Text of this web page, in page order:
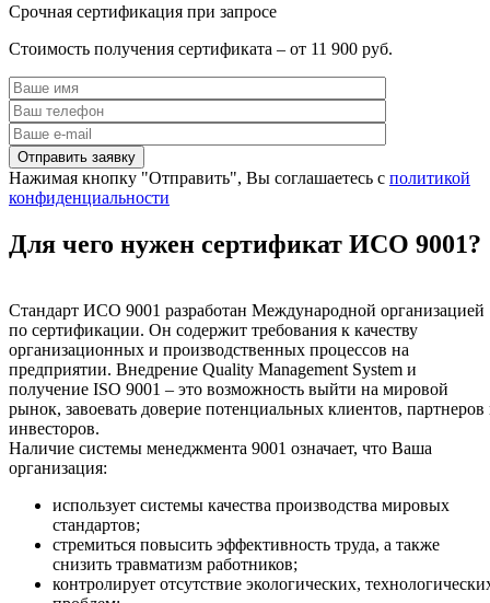
Срочная сертификация при запросе
Стоимость получения сертификата – от 11 900 руб.
Нажимая кнопку "Отправить", Вы соглашаетесь с политикой
конфиденциальности
Для чего нужен сертификат ИСО 9001?
Стандарт ИСО 9001 разработан Международной организацией
по сертификации. Он содержит требования к качеству
организационных и производственных процессов на
предприятии. Внедрение Quality Management System и
получение ISO 9001 – это возможность выйти на мировой
рынок, завоевать доверие потенциальных клиентов, партнеров
инвесторов.
Наличие системы менеджмента 9001 означает, что Ваша
организация:
использует системы качества производства мировых
стандартов;
стремиться повысить эффективность труда, а также
снизить травматизм работников;
контролирует отсутствие экологических,